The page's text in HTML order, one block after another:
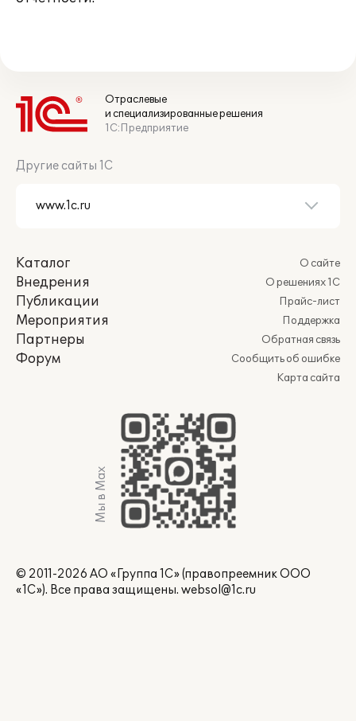
Отраслевые
и специализированные решения
1С:Предприятие
Другие сайты 1С
Каталог
Внедрения
Публикации
Мероприятия
Партнеры
Форум
О сайте
О решениях 1С
Прайс-лист
Поддержка
Обратная связь
Сообщить об ошибке
Карта сайта
Мы в Max
© 2011-2026 АО «Группа 1С» (правопреемник ООО
«1С»). Все права защищены. websol@1c.ru